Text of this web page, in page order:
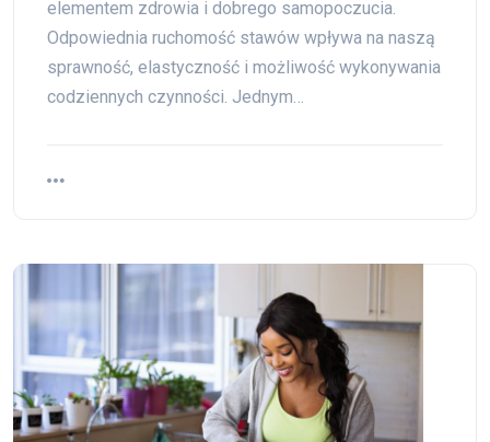
elementem zdrowia i dobrego samopoczucia.
Odpowiednia ruchomość stawów wpływa na naszą
sprawność, elastyczność i możliwość wykonywania
codziennych czynności. Jednym…